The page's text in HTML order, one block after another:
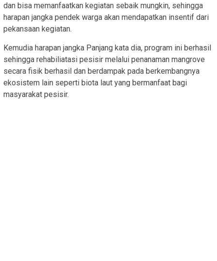
dan bisa memanfaatkan kegiatan sebaik mungkin, sehingga
harapan jangka pendek warga akan mendapatkan insentif dari
pekansaan kegiatan.
Kemudia harapan jangka Panjang kata dia, program ini berhasil
sehingga rehabiliatasi pesisir melalui penanaman mangrove
secara fisik berhasil dan berdampak pada berkembangnya
ekosistem lain seperti biota laut yang bermanfaat bagi
masyarakat pesisir.